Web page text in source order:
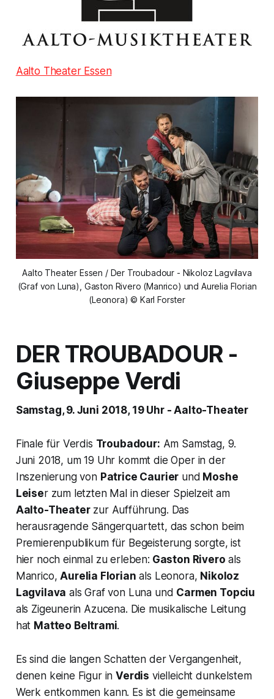
Aalto Theater Essen
Aalto Theater Essen / Der Troubadour - Nikoloz Lagvilava
(Graf von Luna), Gaston Rivero (Manrico) und Aurelia Florian
(Leonora) © Karl Forster
DER TROUBADOUR -
Giuseppe Verdi
Samstag, 9. Juni 2018, 19 Uhr - Aalto-Theater
Finale für Verdis Troubadour: Am Samstag, 9.
Juni 2018, um 19 Uhr kommt die Oper in der
Inszenierung von Patrice Caurier und Moshe
Leiser zum letzten Mal in dieser Spielzeit am
Aalto-Theaterzur Aufführung. Das
herausragende Sängerquartett, das schon beim
Premierenpublikum für Begeisterung sorgte, ist
hier noch einmal zu erleben: Gaston Rivero als
Manrico,Aurelia Florian als Leonora, Nikoloz
Lagvilava als Graf von Luna und Carmen Topciu
als Zigeunerin Azucena. Die musikalische Leitung
hat Matteo Beltrami.
Es sind die langen Schatten der Vergangenheit,
denen keine Figur inVerdis vielleicht dunkelstem
Werk entkommen kann. Es ist die gemeinsame